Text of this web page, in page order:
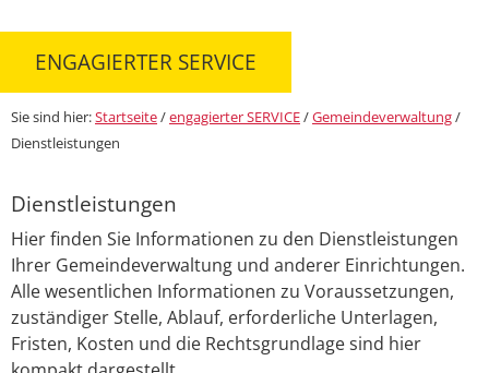
ENGAGIERTER SERVICE
Sie sind hier:Startseite/engagierter SERVICE/Gemeindeverwaltung/
Dienstleistungen
Dienstleistungen
Hier finden Sie Informationen zu den Dienstleistungen
Ihrer Gemeindeverwaltung und anderer Einrichtungen.
Alle wesentlichen Informationen zu Voraussetzungen,
zuständiger Stelle, Ablauf, erforderliche Unterlagen,
Fristen, Kosten und die Rechtsgrundlage sind hier